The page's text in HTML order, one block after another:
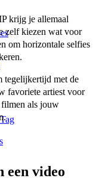
krijg je allemaal
zelf kiezen wat voor
om horizontale selfies
tegelijkertijd met de
favoriete artiest voor
filmen als jouw
een video